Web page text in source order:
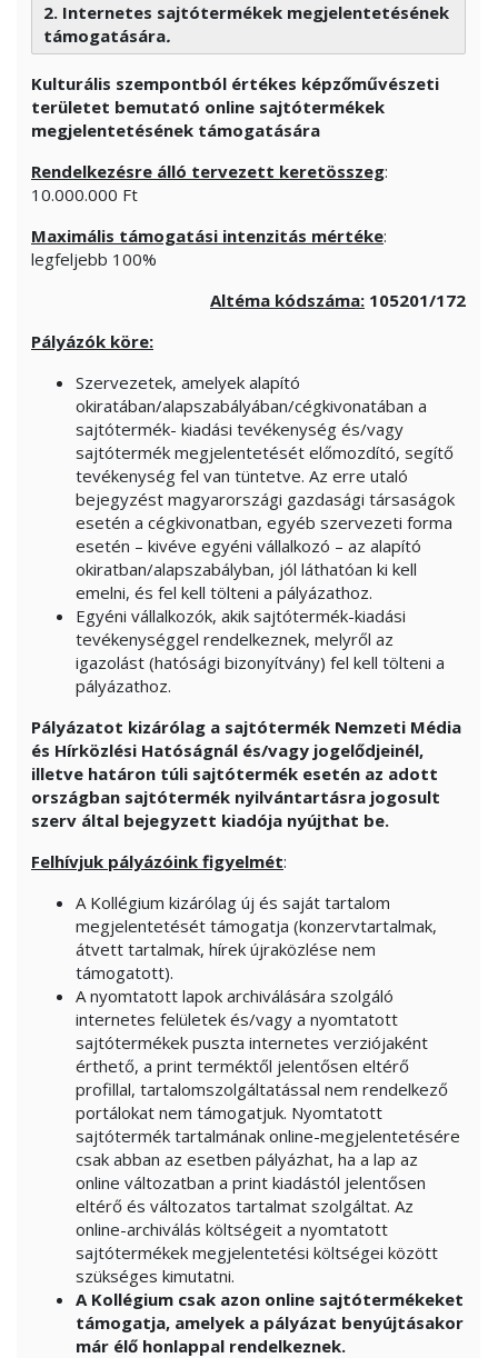
2. Internetes sajtótermékek megjelentetésének
támogatására.
Kulturális szempontból értékes képzőművészeti
területet bemutató online sajtótermékek
megjelentetésének támogatására
Rendelkezésre álló tervezett keretösszeg:
10.000.000 Ft
Maximális támogatási intenzitás mértéke:
legfeljebb 100%
Altéma kódszáma: 105201/172
Pályázók köre:
Szervezetek, amelyek alapító
okiratában/alapszabályában/cégkivonatában a
sajtótermék- kiadási tevékenység és/vagy
sajtótermék megjelentetését előmozdító, segítő
tevékenység fel van tüntetve. Az erre utaló
bejegyzést magyarországi gazdasági társaságok
esetén a cégkivonatban, egyéb szervezeti forma
esetén – kivéve egyéni vállalkozó – az alapító
okiratban/alapszabályban, jól láthatóan ki kell
emelni, és fel kell tölteni a pályázathoz.
Egyéni vállalkozók, akik sajtótermék-kiadási
tevékenységgel rendelkeznek, melyről az
igazolást (hatósági bizonyítvány) fel kell tölteni a
pályázathoz.
Pályázatot kizárólag a sajtótermék Nemzeti Média
és Hírközlési Hatóságnál és/vagy jogelődjeinél,
illetve határon túli sajtótermék esetén az adott
országban sajtótermék nyilvántartásra jogosult
szerv által bejegyzett kiadója nyújthat be.
Felhívjuk pályázóink figyelmét:
A Kollégium kizárólag új és saját tartalom
megjelentetését támogatja (konzervtartalmak,
átvett tartalmak, hírek újraközlése nem
támogatott).
A nyomtatott lapok archiválására szolgáló
internetes felületek és/vagy a nyomtatott
sajtótermékek puszta internetes verziójaként
érthető, a print terméktől jelentősen eltérő
profillal, tartalomszolgáltatással nem rendelkező
portálokat nem támogatjuk. Nyomtatott
sajtótermék tartalmának online-megjelentetésére
csak abban az esetben pályázhat, ha a lap az
online változatban a print kiadástól jelentősen
eltérő és változatos tartalmat szolgáltat. Az
online-archiválás költségeit a nyomtatott
sajtótermékek megjelentetési költségei között
szükséges kimutatni.
A Kollégium csak azon online sajtótermékeket
támogatja, amelyek a pályázat benyújtásakor
már élő honlappal rendelkeznek.